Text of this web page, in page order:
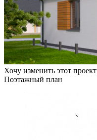
Хочу изменить этот проект
Поэтажный план